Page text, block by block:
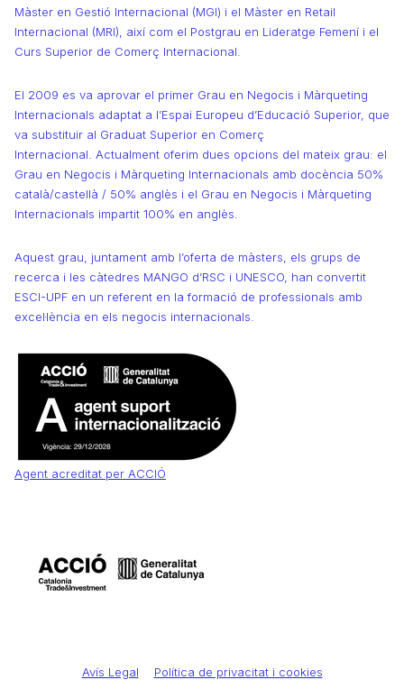
Màster en Gestió Internacional (MGI) i el Màster en Retail
Internacional (MRI), així com el Postgrau en Lideratge Femení i el
Curs Superior de Comerç Internacional.
El 2009 es va aprovar el primer Grau en Negocis i Màrqueting
Internacionals adaptat a l’Espai Europeu d’Educació Superior, que
va substituir al Graduat Superior en Comerç
Internacional. Actualment oferim dues opcions del mateix grau: el
Grau en Negocis i Màrqueting Internacionals amb docència 50%
català/castellà / 50% anglès i el Grau en Negocis i Màrqueting
Internacionals impartit 100% en anglès.
Aquest grau , juntament amb l’oferta de màsters, els grups de
recerca i les càtedres MANGO d’RSC i UNESCO, han convertit
ESCI-UPF en un referent en la formació de professionals amb
excel·lència en els negocis internacionals.
Agent acreditat per ACCIÓ
Avís Legal Política de privacitat i cookies